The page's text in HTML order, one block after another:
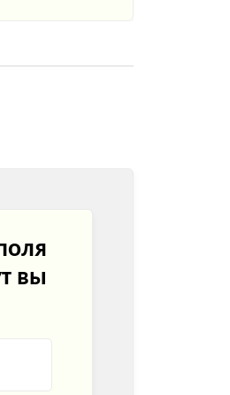
вы